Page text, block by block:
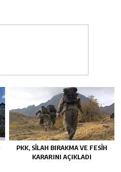
PKK, SILAH BIRAKMA VE FESIH
KARARINI AÇIKLADI